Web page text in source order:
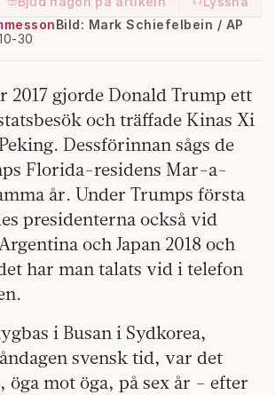
30
Bild: Mark Schiefelbein / AP
2017 gjorde Donald Trump ett
och träffade Kinas Xi
Dessförinnan sågs de
Florida-residens Mar-a-
år. Under Trumps första
presidenterna också vid
och Japan 2018 och
har man talats vid i telefon
i Busan i Sydkorea,
svensk tid, var det
mot öga, på sex år – efter